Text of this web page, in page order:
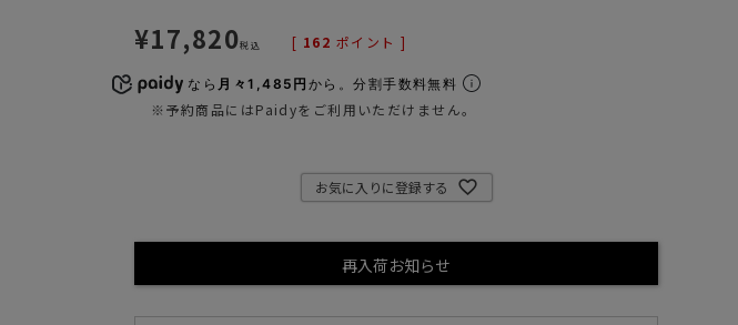
ウェア/アパレル
その他グッズ
収納
スマホアクセ
ステッカー
食品/調味料
その他/ホビー
¥17,820税込 [ 162 ポイント ]
なら 月々1,485円 から。分割手数料無料
※予約商品にはPaidyをご利用いただけません。
お気に入りに登録する
再入荷お知らせ